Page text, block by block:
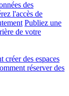
des
l'accès de
Publiez une
de votre
créer des espaces
réserver des